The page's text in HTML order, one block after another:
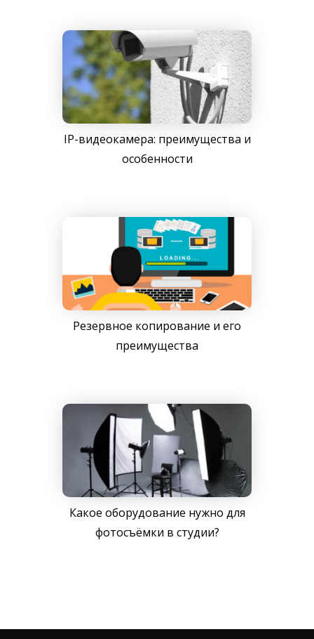
IP-видеокамера: преимущества и
особенности
Резервное копирование и его
преимущества
Какое оборудование нужно для
фотосъёмки в студии?